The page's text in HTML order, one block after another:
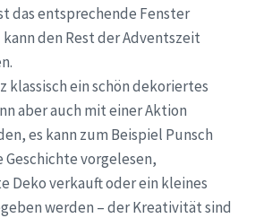
das entsprechende Fenster
den Rest der Adventszeit
klassisch ein schön dekoriertes
aber auch mit einer Aktion
es kann zum Beispiel Punsch
vorgelesen,
Deko verkauft oder ein kleines
werden – der Kreativität sind